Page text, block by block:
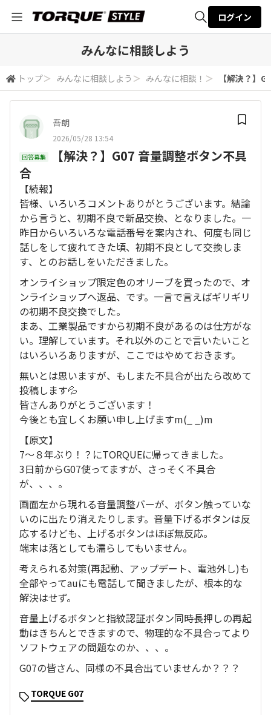
検索
ログイン
みんなに相談しよう
トップ＞ みんなに相談しよう ＞ みんなに相談！ ＞ 【解決？】
吾朗
2026/05/28 13:54
回答募集
【解決？】G07 音量調整ボタン不具
合
【続報】
皆様、いろいろコメントありがとうございます。結論
から言うと、初期不良で新品交換、となりました。一
昨日からいろいろな電話番号を案内され、何度も同じ
話しをして疲れてきた頃、初期不良として交換しま
す、とのお話しをいただきました。
オンライショップ限定色のオリーブを買ったので、オ
ンライショップへ返品、です。一言で言えばギリギリ
の初期不良交換でした。
まあ、工業製品ですから初期不良があるのは仕方がな
い。理解しています。それ以外のことで言いたいこと
はいろいろありますが、ここではやめておきます。
無いとは思いますが、もしまた不具合が出たら改めて
投稿します💦
皆さんありがとうございます！
今後とも宜しくお願い申し上げますm(_ _)m
【原文】
7〜８年ぶり！？にTORQUEに帰ってきました。
3日前からG07使ってますが、さっそく不具合
が、、、。
画面左から現れる音量調整バーが、ボタン触っていな
いのに出たり消えたりします。音量下げるボタンは反
応するけども、上げるボタンはほぼ無反応。
端末は落としても濡らしてもいません。
考えられる対策(再起動、アップデート、電池外し)も
全部やってauにも電話して聞きましたが、根本的な
解決はせず。
音量上げるボタンと指紋認証ボタン同時長押しの再起
動はきちんとできますので、物理的な不具合ってより
ソフトウェアの問題なのか、、、。
G07の皆さん、同様の不具合出ていませんか？？？
TORQUE G07